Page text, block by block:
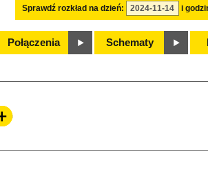
Sprawdź rozkład na dzień: i
Połączenia Schematy